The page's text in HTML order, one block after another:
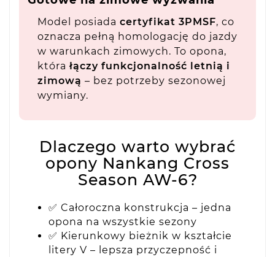
Model posiada certyfikat 3PMSF, co
oznacza pełną homologację do jazdy
w warunkach zimowych. To opona,
która łączy funkcjonalność letnią i
zimową – bez potrzeby sezonowej
wymiany.
Dlaczego warto wybrać
opony Nankang Cross
Season AW-6?
✅ Całoroczna konstrukcja – jedna
opona na wszystkie sezony
✅ Kierunkowy bieżnik w kształcie
litery V – lepsza przyczepność i